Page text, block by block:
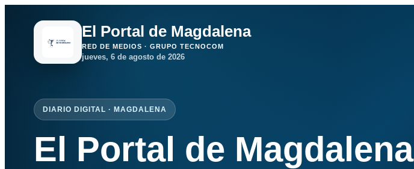
El Portal de Magdalena
RED DE MEDIOS · GRUPO TECNOCOM
jueves, 6 de agosto de 2026
DIARIO DIGITAL · MAGDALENA
El Portal de Magdalena